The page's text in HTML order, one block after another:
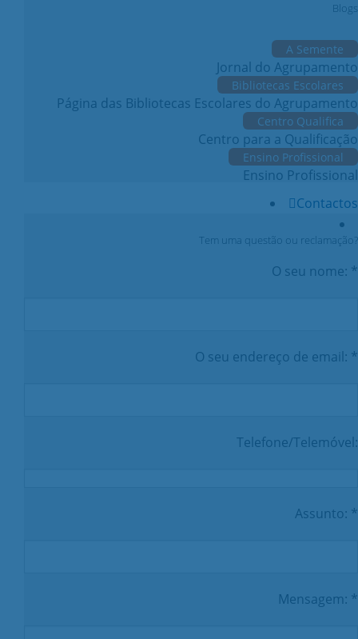
Blogs
A Semente
Jornal do Agrupamento
Bibliotecas Escolares
Página das Bibliotecas Escolares do Agrupamento
Centro Qualifica
Centro para a Qualificação
Ensino Profissional
Ensino Profissional
Contactos
Tem uma questão ou reclamação?
O seu nome: *
O seu endereço de email: *
Telefone/Telemóvel:
Assunto: *
Mensagem: *